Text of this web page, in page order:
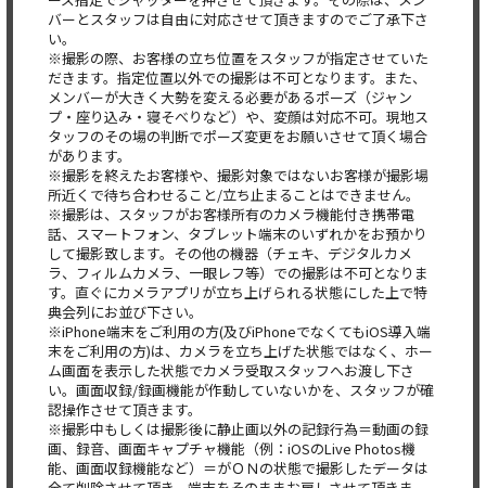
バーとスタッフは自由に対応させて頂きますのでご了承下さ
い。
※撮影の際、 お客様の立ち位置をスタッフが指定させていた
だきます。 指定位置以外での撮影は不可となります。また、
メンバーが大きく大勢を変える必要があるポーズ（ジャン
プ・ 座り込み・寝そべりなど）や、変顔は対応不可。 現地ス
タッフのその場の判断でポーズ変更をお願いさせて頂く場合
があります。
※撮影を終えたお客様や、 撮影対象ではないお客様が撮影場
所近くで待ち合わせること/立ち止まることはできません。
※撮影は、スタッフがお客様所有のカメラ機能付き携帯電
話、 スマートフォン、 タブレット端末のいずれかをお預かり
して撮影致します。 その他の機器（チェキ、デジタルカメ
ラ、フィルムカメラ、 一眼レフ等）での撮影は不可となりま
す。 直ぐにカメラアプリが立ち上げられる状態にした上で特
典会列にお並び下さい。
※iPhone端末をご利用の方(及びiPhoneでなくてもiOS導入端
末をご利用の方)は、 カメラを立ち上げた状態ではなく、 ホー
ム画面を表示した状態でカメラ受取スタッフへお渡し下さ
い。 画面収録/録画機能が作動していないかを、 スタッフが確
認操作させて頂きます。
※撮影中もしくは撮影後に静止画以外の記録行為＝動画の録
画、 録音、画面キャプチャ機能（例：iOSのLive Photos機
能、画面収録機能など）＝がＯＮの状態で撮影したデータは